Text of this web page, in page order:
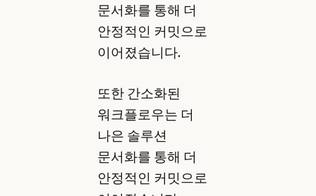
문서화를 통해 더
안정적인 커밋으로
이어졌습니다.
또한 간소화된
워크플로우는 더
나은 솔루션
문서화를 통해 더
안정적인 커밋으로